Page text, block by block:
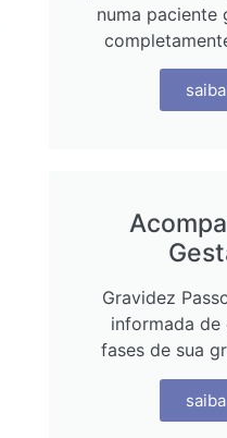
numa paciente
Gravidez
informada de
fases de sua